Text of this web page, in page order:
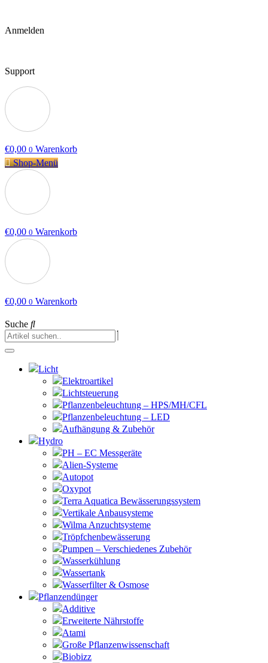
Anmelden
Support
€0,00 0 Warenkorb
Shop-Menü
€0,00 0 Warenkorb
€0,00 0 Warenkorb
Suche
Licht
Elektroartikel
Lichtsteuerung
Pflanzenbeleuchtung – HPS/MH/CFL
Pflanzenbeleuchtung – LED
Aufhängung & Zubehör
Hydro
PH – EC Messgeräte
Alien-Systeme
Autopot
Oxypot
Terra Aquatica Bewässerungssystem
Vertikale Anbausysteme
Wilma Anzuchtsysteme
Tröpfchenbewässerung
Pumpen – Verschiedenes Zubehör
Wasserkühlung
Wassertank
Wasserfilter & Osmose
Pflanzendünger
Additive
Erweiterte Nährstoffe
Atami
Große Pflanzenwissenschaft
Biobizz